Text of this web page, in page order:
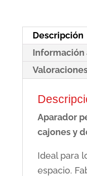
puertas
Catania
cantidad
Descripción
Aparador
cajones y
Ideal para
espacio.